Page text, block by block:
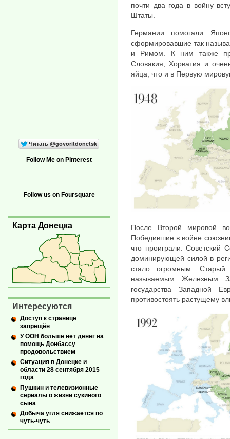
почти два года в войну
Штаты.
Германии помогали
сформировавшие так
и Римом. К ним также
Словакия, Хорватия и
яйца, что и в Первую
После Второй мировой
Победившие в войне
что проиграли.
доминирующей силой в
стало огромным.
называемым Железным
государства Западной
противостоять растущему
Follow Me on Pinterest
Follow us on Foursquare
Карта Донецка
Интересуются
Доступ к странице
запрещён
У ООН больше нет денег на
помощь Донбассу
продовольствием
Ситуация в Донецке и
области 28 сентября 2015
года
Пушкин и телевизионные
сериалы о жизни сукиного
сына
Добыча угля снижается по
чуть-чуть